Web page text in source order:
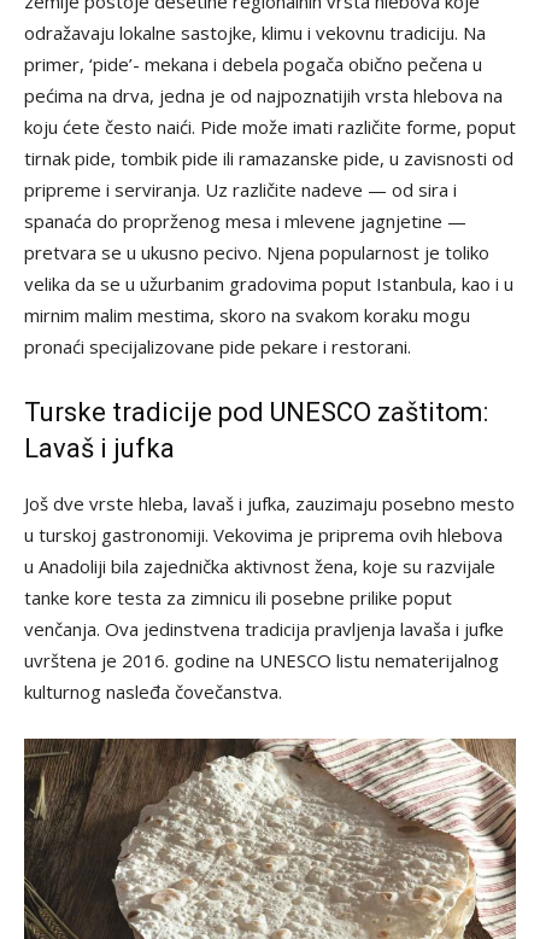
odražavaju lokalne sastojke, klimu i vekovnu tradiciju. Na
primer, ‘pide’- mekana i debela pogača obično pečena u
pećima na drva, jedna je od najpoznatijih vrsta hlebova na
koju ćete često naići. Pide može imati različite forme, poput
tirnak pide, tombik pide ili ramazanske pide, u zavisnosti od
pripreme i serviranja. Uz različite nadeve — od sira i
spanaća do proprženog mesa i mlevene jagnjetine —
pretvara se u ukusno pecivo. Njena popularnost je toliko
velika da se u užurbanim gradovima poput Istanbula, kao i u
mirnim malim mestima, skoro na svakom koraku mogu
pronaći specijalizovane pide pekare i restorani.
Turske tradicije pod UNESCO zaštitom:
Lavaš i jufka
Još dve vrste hleba, lavaš i jufka, zauzimaju posebno mesto
u turskoj gastronomiji. Vekovima je priprema ovih hlebova
u Anadoliji bila zajednička aktivnost žena, koje su razvijale
tanke kore testa za zimnicu ili posebne prilike poput
venčanja. Ova jedinstvena tradicija pravljenja lavaša i jufke
uvrštena je 2016. godine na UNESCO listu nematerijalnog
kulturnog nasleđa čovečanstva.